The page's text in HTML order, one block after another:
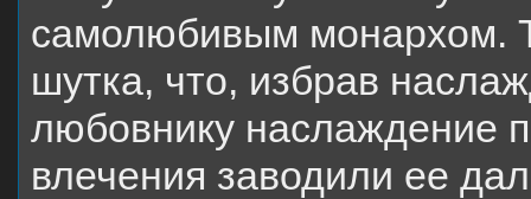
самолюбивым монархом.
шутка, что, избрав
любовнику наслаждение
влечения заводили ее